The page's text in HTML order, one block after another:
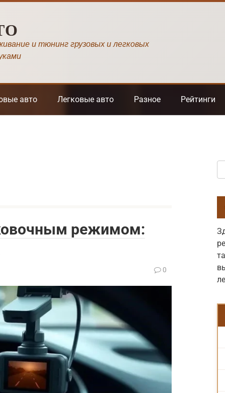
и тюнинг грузовых и легковых
авто Легковые авто Разное Рейтинги
режимом:
0